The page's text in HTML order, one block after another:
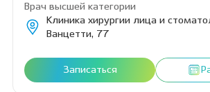
Врач высшей категории
Клиника хирургии лица и
Ванцетти, 77
Записаться